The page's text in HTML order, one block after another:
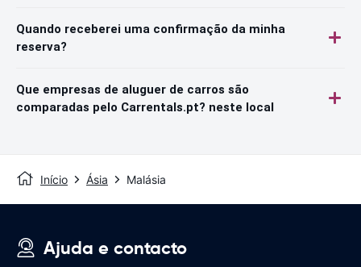
Quando receberei uma confirmação da minha
reserva?
Que empresas de aluguer de carros são
comparadas pelo Carrentals.pt? neste local
Início Ásia Malásia
Ajuda e contacto